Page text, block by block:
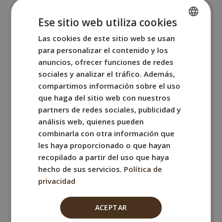
Universal, una obra inspirada en la
Divina Comedia de Dante Alighieri. A lo
largo de seis fachadas de viviendas
sociales en la Via Corbinelli, Bosoletti
ha creado un conjunto de murales que
representan la lucha constante entre la
vida y la muerte, la condena y la
salvación. Este mural fue realizado en
homenaje a los 700 años de la muerte
de Dante.
Arte efímero:
el arte no solo se encuentra en museos y
galerías, sino también bajo tus pies. Es
SPANISH
FRENCH
ITALIAN
Ese sitio web utiliza cookies
Las cookies de este sitio web se usan
para personalizar el contenido y los
anuncios, ofrecer funciones de redes
sociales y analizar el tráfico. Además,
compartimos información sobre el uso
que haga del sitio web con nuestros
partners de redes sociales, publicidad y
análisis web, quienes pueden
combinarla con otra información que
les haya proporcionado o que hayan
recopilado a partir del uso que haya
hecho de sus servicios. Política de
privacidad
ACEPTAR